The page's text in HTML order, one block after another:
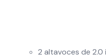
2 altavoces de